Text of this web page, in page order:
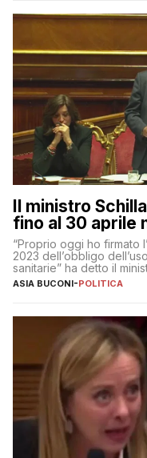
Il ministro
fino al 30 aprile
“Proprio oggi ho firmato
2023 dell’obbligo
sanitarie” ha detto il
ASIA BUCONI-POLITICA